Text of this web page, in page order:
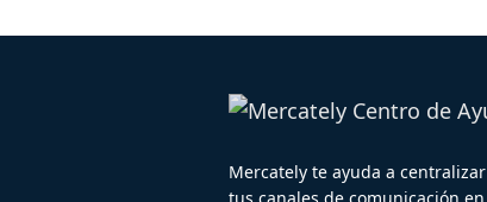
Mercately te ayuda a